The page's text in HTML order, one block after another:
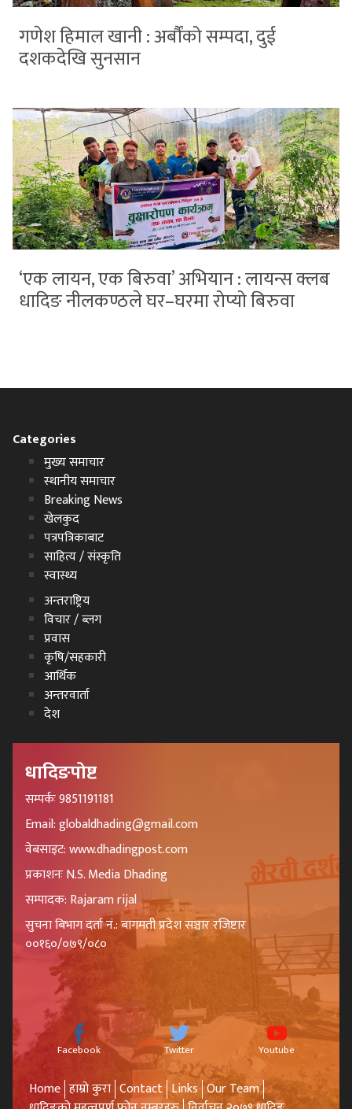
गणेश हिमाल खानी : अर्बौंको सम्पदा, दुई
दशकदेखि सुनसान
‘एक लायन, एक बिरुवा’ अभियान : लायन्स क्लब
धादिङ नीलकण्ठले घर–घरमा रोप्यो बिरुवा
Categories
मुख्य समाचार
स्थानीय समाचार
Breaking News
खेलकुद
पत्रपत्रिकाबाट
साहित्य / संस्कृति
स्वास्थ्य
अन्तराष्ट्रिय
विचार / ब्लग
प्रवास
कृषि/सहकारी
आर्थिक
अन्तरवार्ता
देश
धादिङपोष्ट
सम्पर्कः 9851191181
Email: globaldhading@gmail.com
वेबसाइट: www.dhadingpost.com
प्रकाशनः N.S. Media Dhading
सम्पादक: Rajaram rijal
सुचना बिभाग दर्ता नं.: बागमती प्रदेश सञ्चार रजिष्टार
००१६०/०७९/०८०
Facebook Twitter Youtube
Home हाम्रो कुरा Contact Links Our Team